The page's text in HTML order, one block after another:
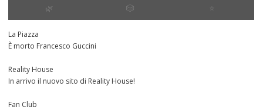
🌿 🎲 ⭐️
La Piazza
È morto Francesco Guccini
Reality House
In arrivo il nuovo sito di Reality House!
Fan Club